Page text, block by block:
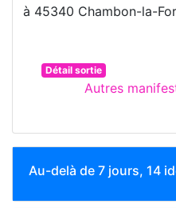
à 45340 Chambon-la-
Détail sortie
Autres
Au-delà de 7 jours, 14